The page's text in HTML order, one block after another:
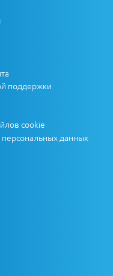
поддержки
cookie
данных